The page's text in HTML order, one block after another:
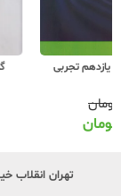
گاج زودپز فیزیک 2 یازدهم تجربی
تهران انقلاب خیابان ۱۲ فروردین پایین تر از